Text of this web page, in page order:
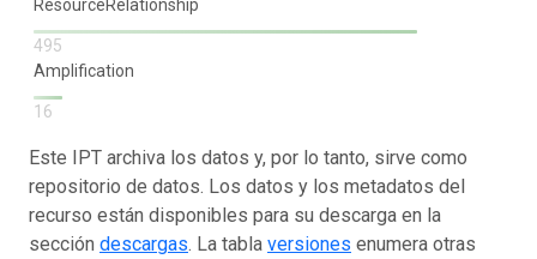
ResourceRelationship
495
Amplification
16
Este IPT archiva los datos y, por lo tanto, sirve como
repositorio de datos. Los datos y los metadatos del
recurso están disponibles para su descarga en la
sección descargas. La tabla versiones enumera otras